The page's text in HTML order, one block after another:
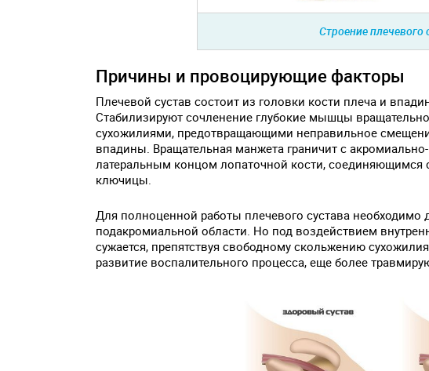
Строение плечевого
Причины и провоцирующие факторы
Плечевой сустав состоит из головки кости плеча и
Стабилизируют сочленение глубокие мышцы
сухожилиями, предотвращающими неправильное
впадины. Вращательная манжета граничит с
латеральным концом лопаточной кости, соединяющимся
ключицы.
Для полноценной работы плечевого сустава необходимо
подакромиальной области. Но под воздействием
сужается, препятствуя свободному скольжению
развитие воспалительного процесса, еще более